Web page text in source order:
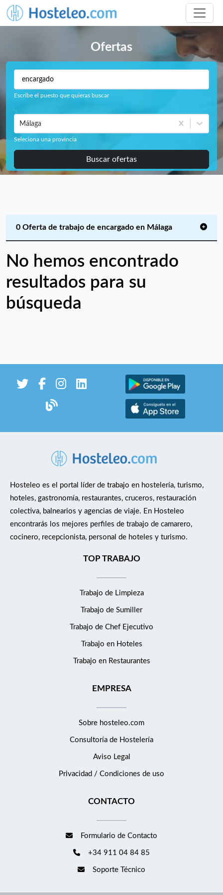
Ofertas
Escribe el puesto que quieras buscar
Málaga
Seleciona una provincia
Buscar ofertas
0 Oferta de trabajo de encargado en Málaga
No hemos encontrado
resultados para su
búsqueda
Hosteleo es el portal líder de trabajo en hostelería, turismo,
hoteles, gastronomía, restaurantes, cruceros, restauración
colectiva, balnearios y agencias de viaje. En Hosteleo
encontrarás los mejores perfiles de trabajo de camarero,
cocinero, recepcionista, personal de hoteles y turismo.
TOP TRABAJO
Trabajo de Limpieza
Trabajo de Sumiller
Trabajo de Chef Ejecutivo
Trabajo en Hoteles
Trabajo en Restaurantes
EMPRESA
Sobre hosteleo.com
Consultoría de Hostelería
Aviso Legal
Privacidad / Condiciones de uso
CONTACTO
Formulario de Contacto
+34 911 04 84 85
Soporte Técnico